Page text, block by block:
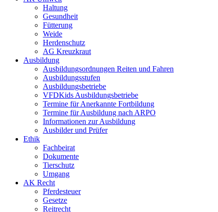
Haltung
Gesundheit
Fütterung
Weide
Herdenschutz
AG Kreuzkraut
Ausbildung
Ausbildungsordnungen Reiten und Fahren
Ausbildungsstufen
Ausbildungsbetriebe
VFDKids Ausbildungsbetriebe
Termine für Anerkannte Fortbildung
Termine für Ausbildung nach ARPO
Informationen zur Ausbildung
Ausbilder und Prüfer
Ethik
Fachbeirat
Dokumente
Tierschutz
Umgang
AK Recht
Pferdesteuer
Gesetze
Reitrecht